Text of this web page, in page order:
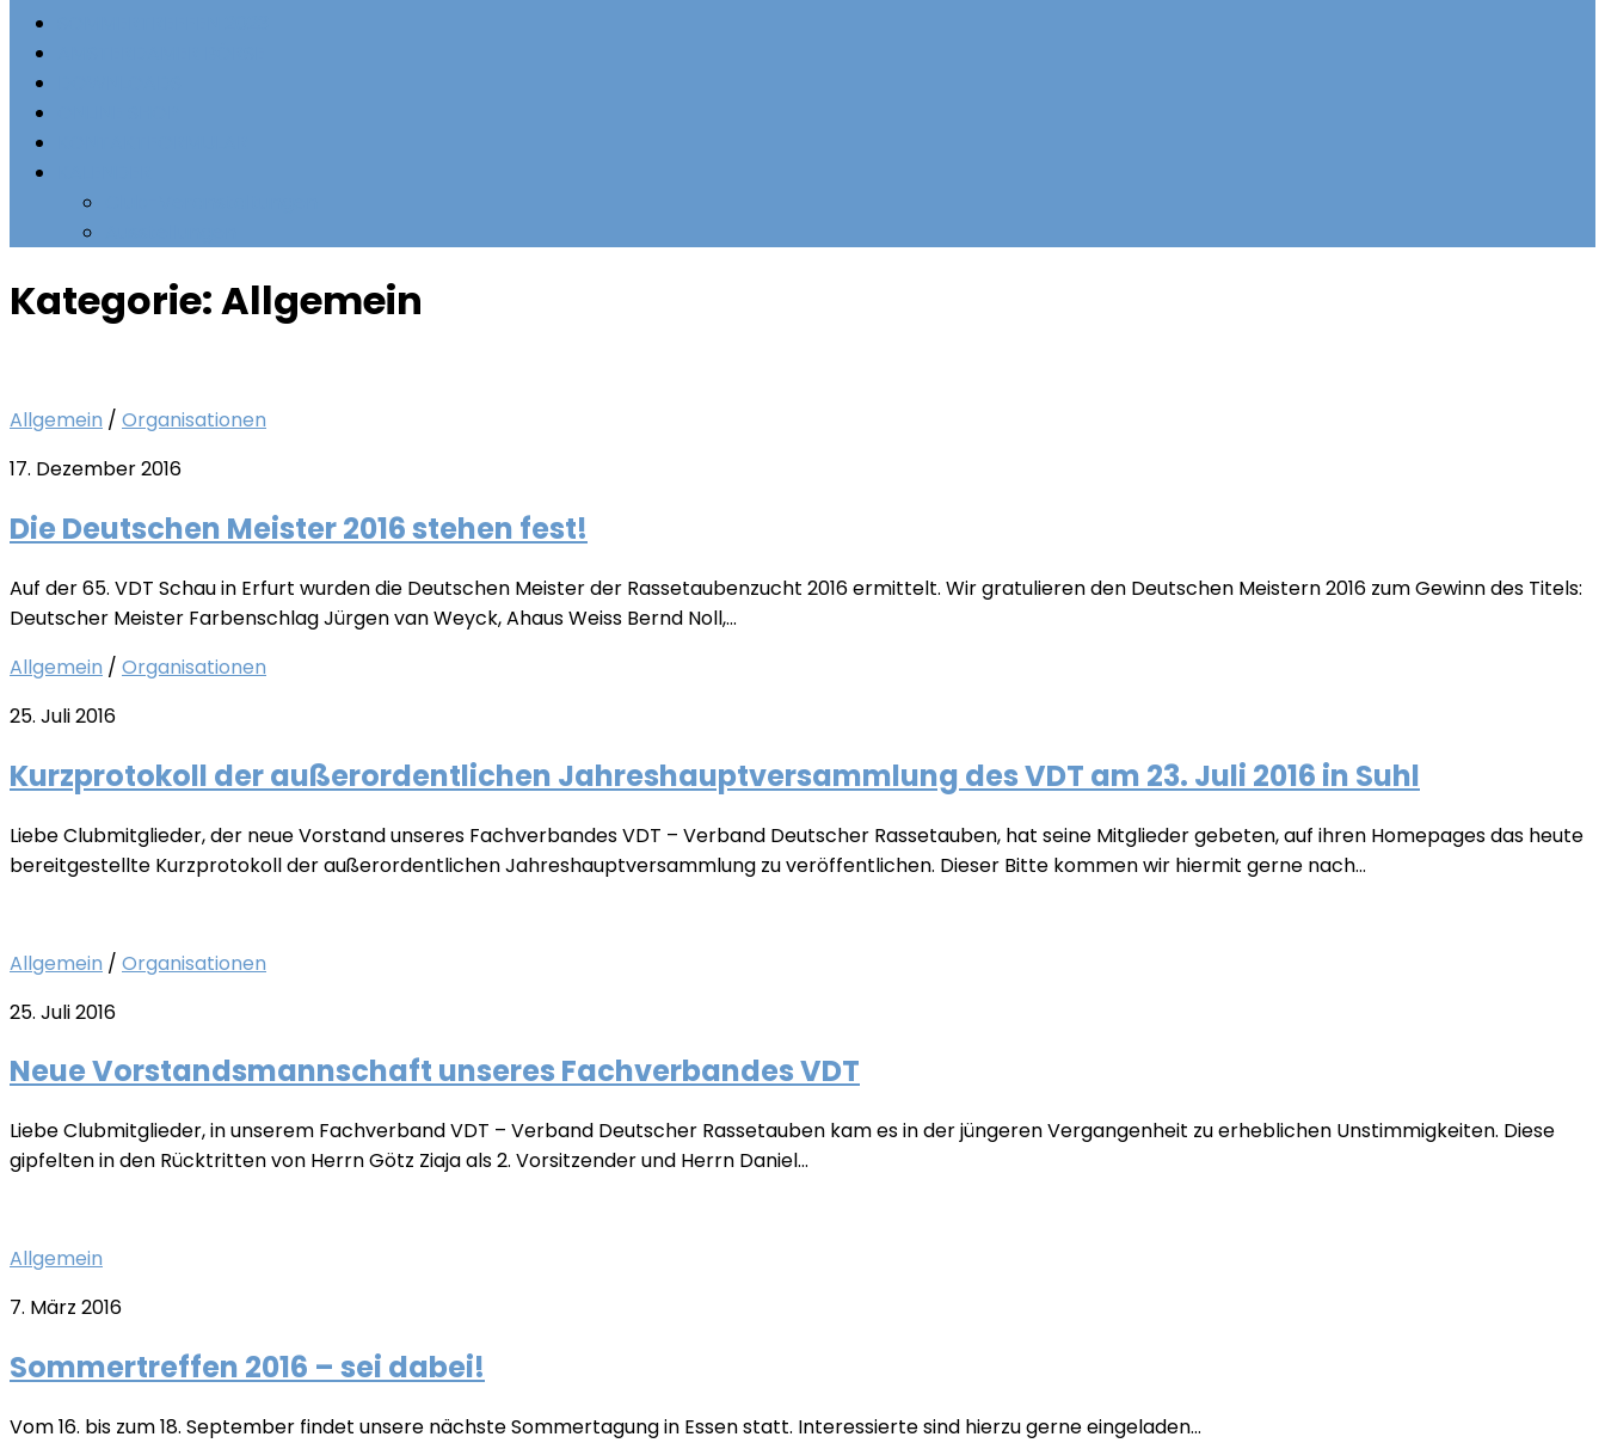
Kategorie:Allgemein
Allgemein / Organisationen
17. Dezember 2016
Die Deutschen Meister 2016 stehen fest!
Auf der 65. VDT Schau in Erfurt wurden die Deutschen Meister der Rassetaubenzucht 2016 ermittelt. Wir gratulieren den Deutschen Meistern 2016 zum Gewinn des Titels:
Deutscher Meister Farbenschlag Jürgen van Weyck, Ahaus Weiss Bernd Noll,...
Allgemein / Organisationen
25. Juli 2016
Kurzprotokoll der außerordentlichen Jahreshauptversammlung des VDT am 23. Juli 2016 in Suhl
Liebe Clubmitglieder, der neue Vorstand unseres Fachverbandes VDT – Verband Deutscher Rassetauben, hat seine Mitglieder gebeten, auf ihren Homepages das heute
bereitgestellte Kurzprotokoll der außerordentlichen Jahreshauptversammlung zu veröffentlichen. Dieser Bitte kommen wir hiermit gerne nach...
Allgemein / Organisationen
25. Juli 2016
Neue Vorstandsmannschaft unseres Fachverbandes VDT
Liebe Clubmitglieder, in unserem Fachverband VDT – Verband Deutscher Rassetauben kam es in der jüngeren Vergangenheit zu erheblichen Unstimmigkeiten. Diese
gipfelten in den Rücktritten von Herrn Götz Ziaja als 2. Vorsitzender und Herrn Daniel...
Allgemein
7. März 2016
Sommertreffen 2016 – sei dabei!
Vom 16. bis zum 18. September findet unsere nächste Sommertagung in Essen statt. Interessierte sind hierzu gerne eingeladen…